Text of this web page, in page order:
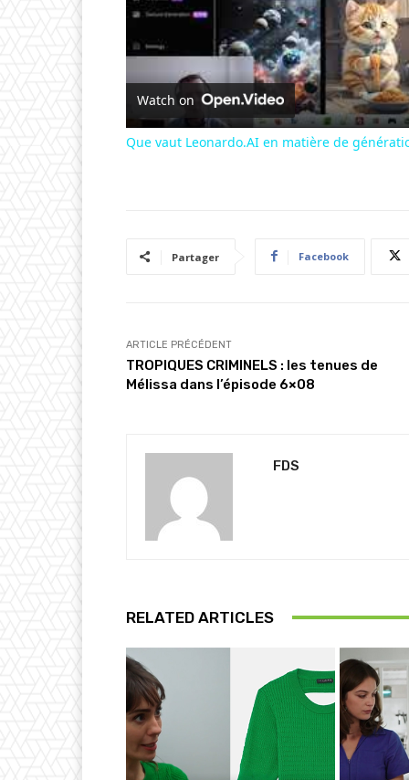
Watch on
Que vaut Leonardo.AI en matière de
Partager Facebook
ARTICLE PRÉCÉDENT
TROPIQUES CRIMINELS : les tenues de
Mélissa dans l’épisode 6×08
FDS
RELATED ARTICLES